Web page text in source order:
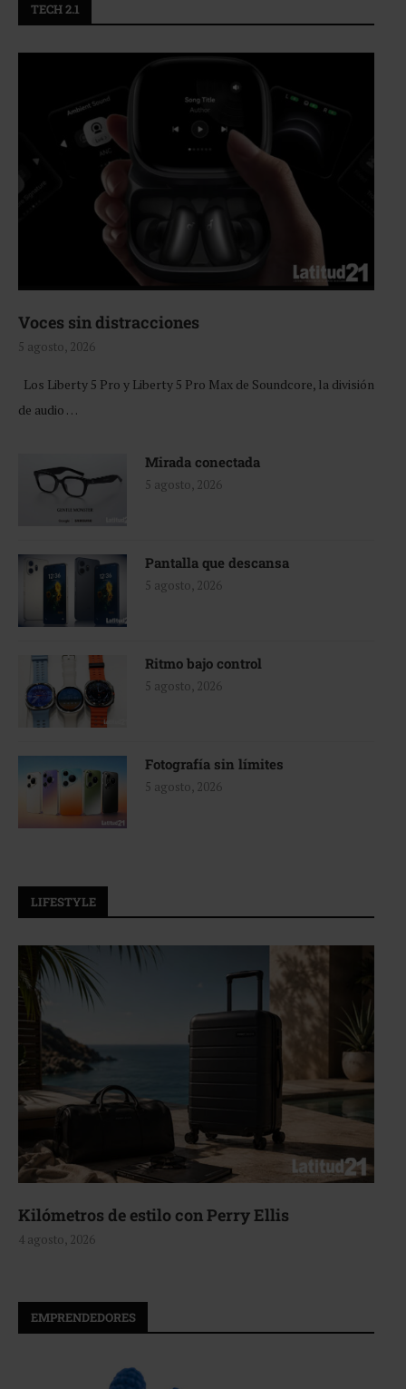
TECH 2.1
Voces sin distracciones
5 agosto, 2026
Los Liberty 5 Pro y Liberty 5 Pro Max de Soundcore, la división
de audio …
Mirada conectada
5 agosto, 2026
Pantalla que descansa
5 agosto, 2026
Ritmo bajo control
5 agosto, 2026
Fotografía sin límites
5 agosto, 2026
LIFESTYLE
Aerie, texturas que fluyen
4 agosto, 2026
EMPRENDEDORES